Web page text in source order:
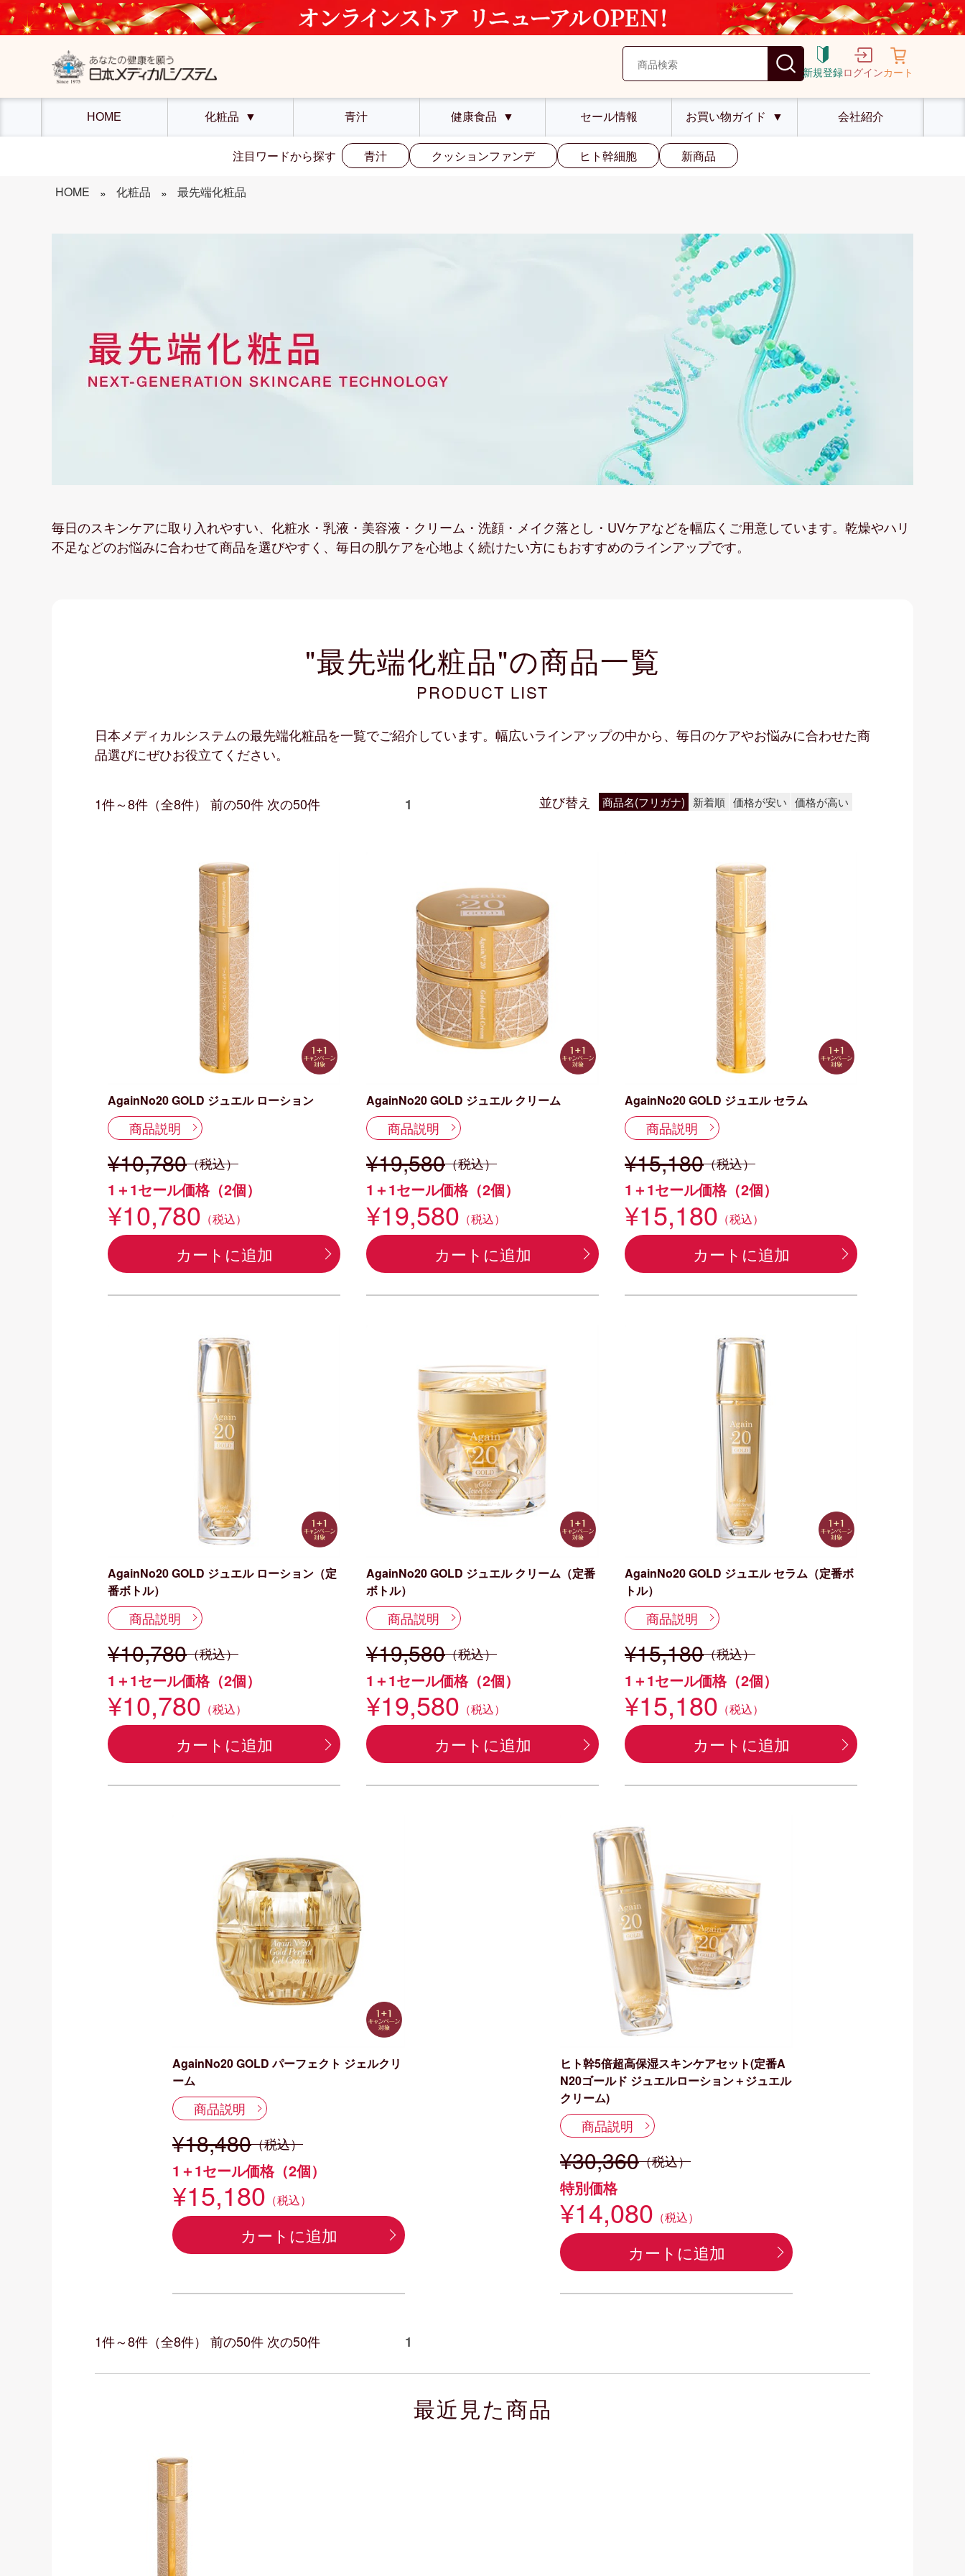
新規登録ログインカート
HOME 化粧品 ▼ 青汁 健康食品 ▼ セール情報 お買い物ガイド ▼ 会社紹介
注目ワードから探す 青汁 クッションファンデ ヒト幹細胞 新商品
HOME » 化粧品 » 最先端化粧品
毎日のスキンケアに取り入れやすい、化粧水・乳液・美容液・クリーム・洗顔・メイク落とし・UVケアなどを幅広くご用意しています。乾燥やハリ
不足などのお悩みに合わせて商品を選びやすく、毎日の肌ケアを心地よく続けたい方にもおすすめのラインアップです。
"最先端化粧品"の商品一覧
PRODUCT LIST
日本メディカルシステムの最先端化粧品を一覧でご紹介しています。幅広いラインアップの中から、毎日のケアやお悩みに合わせた商
品選びにぜひお役立てください。
1件～8件（全8件） 前の50件 次の50件 1 並び替え 商品名(フリガナ) 新着順 価格が安い 価格が高い
AgainNo20 GOLD ジュエル ローション
商品説明
¥10,780（税込）
1＋1セール価格（2個）
¥10,780 （税込）
カートに追加
AgainNo20 GOLD ジュエル クリーム
商品説明
¥19,580（税込）
1＋1セール価格（2個）
¥19,580 （税込）
カートに追加
AgainNo20 GOLD ジュエル セラム
商品説明
¥15,180（税込）
1＋1セール価格（2個）
¥15,180 （税込）
カートに追加
AgainNo20 GOLD ジュエル ローション（定
番ボトル）
商品説明
¥10,780（税込）
1＋1セール価格（2個）
¥10,780 （税込）
カートに追加
AgainNo20 GOLD ジュエル クリーム（定番
ボトル）
商品説明
¥19,580（税込）
1＋1セール価格（2個）
¥19,580 （税込）
カートに追加
AgainNo20 GOLD ジュエル セラム（定番ボ
トル）
商品説明
¥15,180（税込）
1＋1セール価格（2個）
¥15,180 （税込）
カートに追加
AgainNo20 GOLD パーフェクト ジェルクリ
ーム
商品説明
¥18,480（税込）
1＋1セール価格（2個）
¥15,180 （税込）
カートに追加
ヒト幹5倍超高保湿スキンケアセット(定番A
N20ゴールド ジュエルローション＋ジュエル
クリーム)
商品説明
¥30,360（税込）
特別価格
¥14,080 （税込）
カートに追加
1件～8件（全8件） 前の50件 次の50件 1
最近見た商品